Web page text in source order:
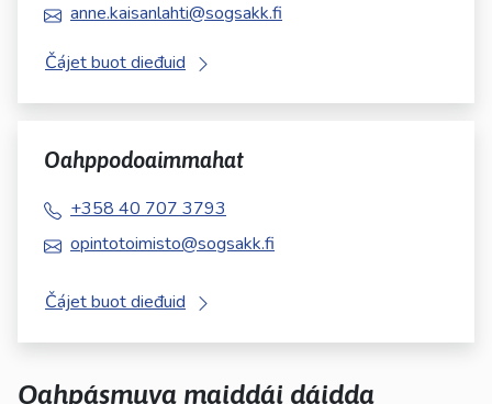
anne.kaisanlahti@sogsakk.fi
Čájet buot dieđuid
Oahppodoaimmahat
+358 40 707 3793
opintotoimisto@sogsakk.fi
Čájet buot dieđuid
Oahpásmuva maiddái dáidda